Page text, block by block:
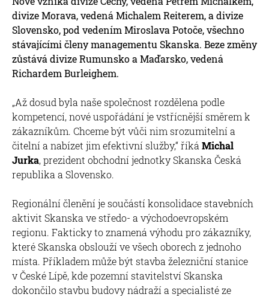
divize Morava, vedená Michalem Reiterem, a divize
Slovensko, pod vedením Miroslava Potoče, všechno
stávajícími členy managementu Skanska. Beze změny
zůstává divize Rumunsko a Maďarsko, vedená
Richardem Burleighem.
„Až dosud byla naše společnost rozdělena podle
kompetencí, nové uspořádání je vstřícnější směrem k
zákazníkům. Chceme být vůči nim srozumitelní a
čitelní a nabízet jim efektivní služby,“ říká Michal
Jurka, prezident obchodní jednotky Skanska Česká
republika a Slovensko.
Regionální členění je součástí konsolidace stavebních
aktivit Skanska ve středo- a východoevropském
regionu. Fakticky to znamená výhodu pro zákazníky,
které Skanska obslouží ve všech oborech z jednoho
místa. Příkladem může být stavba železniční stanice
v České Lípě, kde pozemní stavitelství Skanska
dokončilo stavbu budovy nádraží a specialisté ze